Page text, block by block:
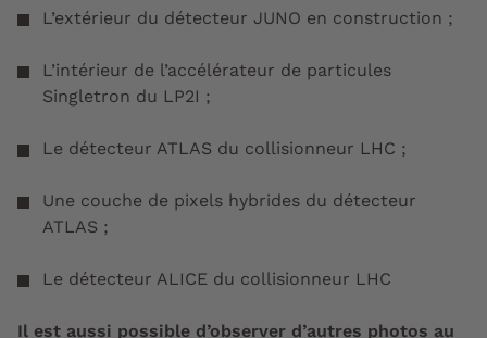
L’extérieur du détecteur JUNO en construction ;
L’intérieur de l’accélérateur de particules
Singletron du LP2I ;
Le détecteur ATLAS du collisionneur LHC ;
Une couche de pixels hybrides du détecteur
ATLAS ;
Le détecteur ALICE du collisionneur LHC
Il est aussi possible d’observer d’autres photos au